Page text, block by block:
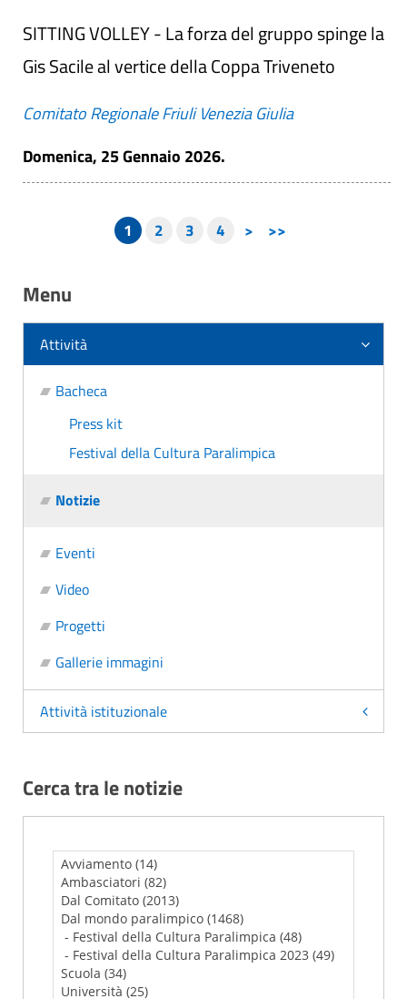
SITTING VOLLEY - La forza del gruppo spinge la
Gis Sacile al vertice della Coppa Triveneto
Comitato Regionale Friuli Venezia Giulia
Domenica, 25 Gennaio 2026.
1 2 3 4 > >>
Menu
Attività
Bacheca
Press kit
Festival della Cultura Paralimpica
Notizie
Eventi
Video
Progetti
Gallerie immagini
Attività istituzionale
Cerca tra le notizie